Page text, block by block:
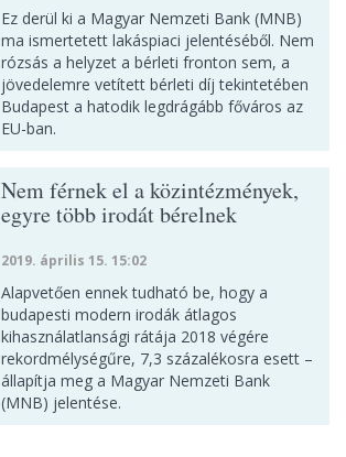
Ez derül ki a Magyar Nemzeti Bank (MNB)
ma ismertetett lakáspiaci jelentéséből. Nem
rózsás a helyzet a bérleti fronton sem, a
jövedelemre vetített bérleti díj tekintetében
Budapest a hatodik legdrágább főváros az
EU-ban.
Nem férnek el a közintézmények,
egyre több irodát bérelnek
2019. április 15. 15:02
Alapvetően ennek tudható be, hogy a
budapesti modern irodák átlagos
kihasználatlansági rátája 2018 végére
rekordmélységűre, 7,3 százalékosra esett –
állapítja meg a Magyar Nemzeti Bank
(MNB) jelentése.